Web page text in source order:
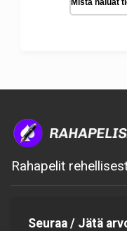
Rahapelit
Seuraa / Jätä